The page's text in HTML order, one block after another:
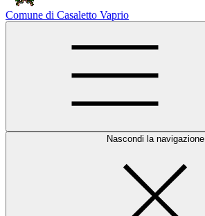
Comune di Casaletto Vaprio
Nascondi la navigazione